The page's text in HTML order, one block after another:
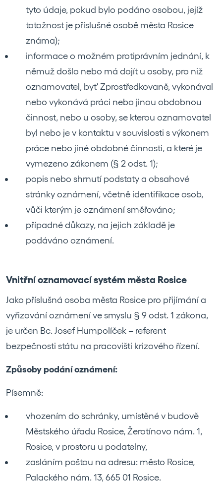
tyto údaje, pokud bylo podáno osobou, jejíž
totožnost je příslušné osobě města Rosice
známa);
informace o možném protiprávním jednání, k
němuž došlo nebo má dojít u osoby, pro niž
oznamovatel, byt' Zprostředkovaně, vykonával
nebo vykonává práci nebo jinou obdobnou
činnost, nebo u osoby, se kterou oznamovatel
byl nebo je v kontaktu v souvislosti s výkonem
práce nebo jiné obdobné činnosti, a které je
vymezeno zákonem (§ 2 odst. 1);
popis nebo shrnutí podstaty a obsahové
stránky oznámení, včetně identifikace osob,
vůči kterým je oznámení směřováno;
případné důkazy, na jejich základě je
podáváno oznámení.
Vnitřní oznamovací systém města Rosice
Jako příslušná osoba města Rosice pro přijímání a
vyřizování oznámení ve smyslu § 9 odst. 1 zákona,
je určen Bc. Josef Humpolíček – referent
bezpečnosti státu na pracovišti krizového řízení.
Způsoby podání oznámení:
Písemně:
vhozením do schránky, umístěné v budově
Městského úřadu Rosice, Žerotínovo nám. 1,
Rosice, v prostoru u podatelny,
zasláním poštou na adresu: město Rosice,
Palackého nám. 13, 665 01 Rosice.